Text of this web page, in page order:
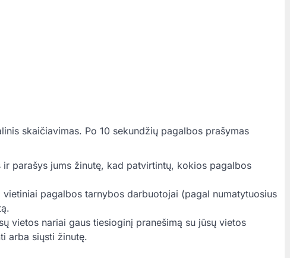
skaičiavimas. Po 10 sekundžių pagalbos prašymas
parašys jums žinutę, kad patvirtintų, kokios pagalbos
pagalbos tarnybos darbuotojai (pagal numatytuosius
vietos nariai gaus tiesioginį pranešimą su jūsų vietos
arba siųsti žinutę.